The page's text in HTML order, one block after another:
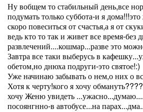
Ну вобщем то стабильный день,все
подумать только суббота-и я
скоро повеситься от счастья,а я от
ведь кто то так и живет все время-без
развлечений....кошмар...разве это
Завтра все таки выберусь в
обетом,но днюха подруги-это святое!:)
Уже начинаю забывать о нем,о них о
Хотя к черту!кого я хочу
хочу Женю увидеть
посоянгнно-в автобусе...на